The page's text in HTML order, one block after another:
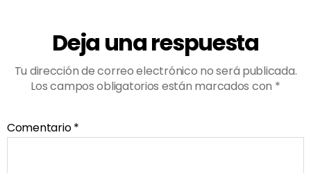
Deja una respuesta
Tu dirección de correo electrónico no será publicada.
Los campos obligatorios están marcados con *
Comentario*